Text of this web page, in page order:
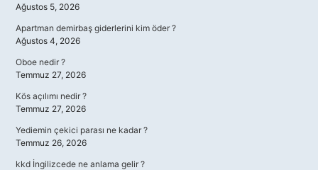
Ağustos 5, 2026
Apartman demirbaş giderlerini kim öder ?
Ağustos 4, 2026
Oboe nedir ?
Temmuz 27, 2026
Kös açılımı nedir ?
Temmuz 27, 2026
Yediemin çekici parası ne kadar ?
Temmuz 26, 2026
kkd İngilizcede ne anlama gelir ?